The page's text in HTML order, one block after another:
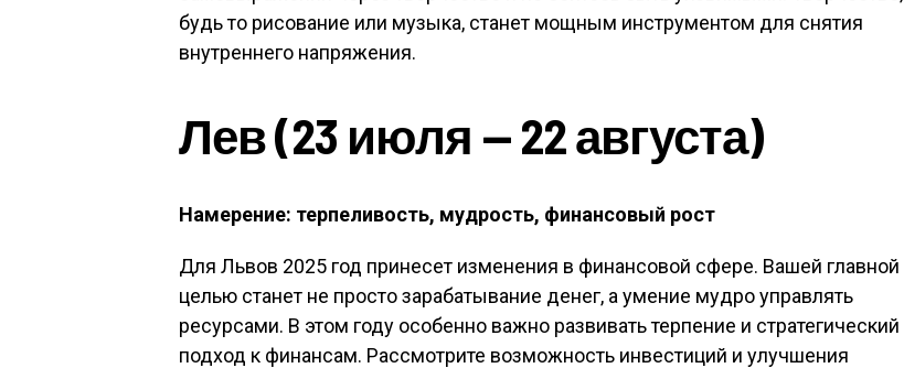
будь то рисование или музыка, станет мощным инструментом для снятия
внутреннего напряжения.
Лев (23 июля — 22 августа)
Намерение: терпеливость, мудрость, финансовый рост
Для Львов 2025 год принесет изменения в финансовой сфере. Вашей главной
целью станет не просто зарабатывание денег, а умение мудро управлять
ресурсами. В этом году особенно важно развивать терпение и стратегический
подход к финансам. Рассмотрите возможность инвестиций и улучшения